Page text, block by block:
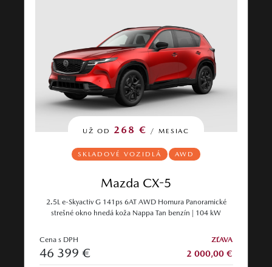
UŽ OD 268 € / MESIAC
SKLADOVÉ VOZIDLÁ AWD
Mazda CX-5
2.5L e-Skyactiv G 141ps 6AT AWD Homura Panoramické
strešné okno hnedá koža Nappa Tan benzín | 104 kW
Cena s DPH
46 399 €
ZĽAVA
2 000,00 €